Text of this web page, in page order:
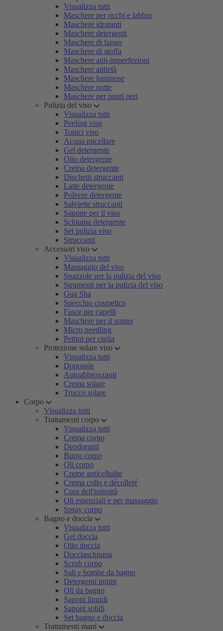
Visualizza tutti
Maschere per occhi e labbra
Maschere idratanti
Maschere detergenti
Maschere di fango
Maschere di stoffa
Maschere anti-imperfezioni
Maschere antietà
Maschere luminose
Maschere notte
Maschere per punti neri
Pulizia del viso
Visualizza tutti
Peeling viso
Tonici viso
Acqua micellare
Gel detergente
Olio detergente
Crema detergente
Dischetti struccanti
Latte detergente
Polvere detergente
Salviette struccanti
Sapone per il viso
Schiuma detergente
Set pulizia viso
Struccanti
Accessori viso
Visualizza tutti
Massaggio del viso
Spazzole per la pulizia del viso
Strumenti per la pulizia del viso
Gua Sha
Specchio cosmetico
Fasce per capelli
Maschere per il sonno
Micro needling
Pettini per ciglia
Protezione solare viso
Visualizza tutti
Doposole
Autoabbronzanti
Crema solare
Trucco solare
Corpo
Visualizza tutti
Trattamenti corpo
Visualizza tutti
Crema corpo
Deodoranti
Burro corpo
Oli corpo
Creme anticellulite
Crema collo e décolleté
Cura dell'intimità
Oli essenziali e per massaggio
Spray corpo
Bagno e doccia
Visualizza tutti
Gel doccia
Olio doccia
Docciaschiuma
Scrub corpo
Sali e bombe da bagno
Detergenti intimi
Oli da bagno
Saponi liquidi
Saponi solidi
Set bagno e doccia
Trattamenti mani